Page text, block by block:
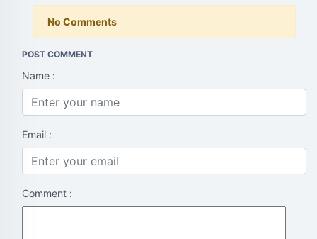
No Comments
POST COMMENT
Name :
Email :
Comment :